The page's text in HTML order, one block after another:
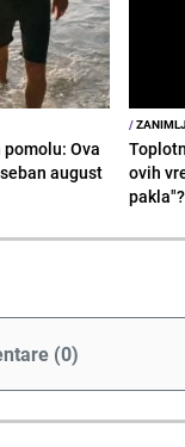
Ova
august
/
ovih
pakla"?
(0)